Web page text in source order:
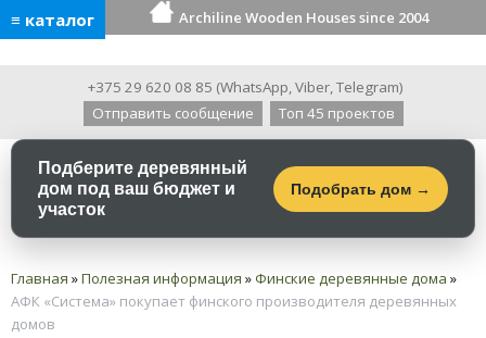
≡ каталог Archiline Wooden Houses since 2004
+375 29 620 08 85 (WhatsApp,Viber,Telegram)
Отправить сообщение
Топ 45 проектов
Подберите деревянный
дом под ваш бюджет и
участок
Подобрать дом →
Главная »Полезная информация » Финские деревянные дома »
АФК «Система» покупает финского производителя деревянных
домов